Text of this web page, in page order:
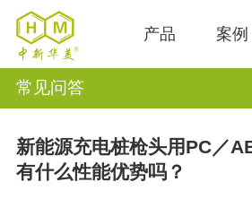
产品 案例
常见问答
新能源充电桩枪头用PC／
有什么性能优势吗？